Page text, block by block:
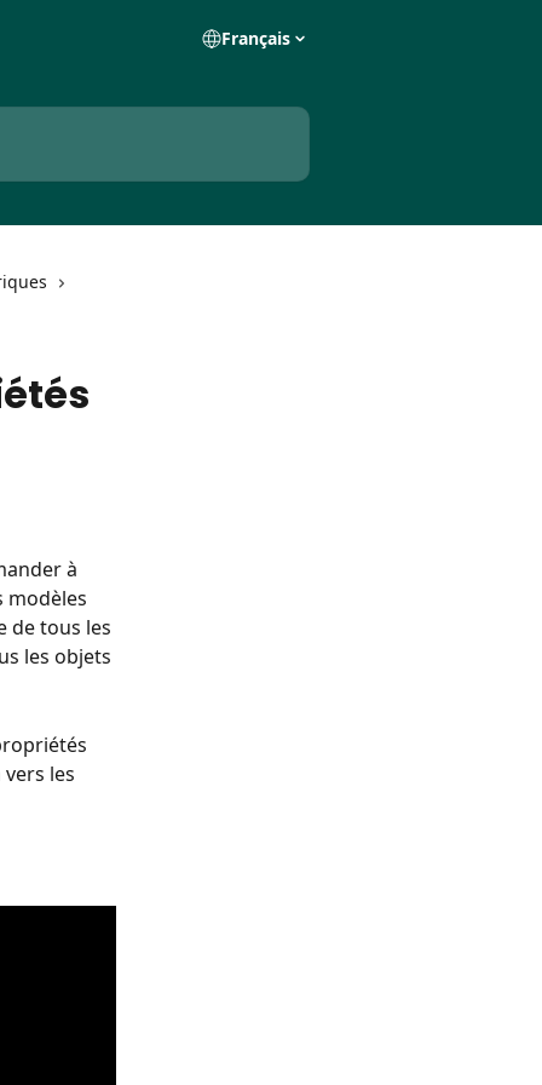
Français
à
modèles
de tous les
les objets
les